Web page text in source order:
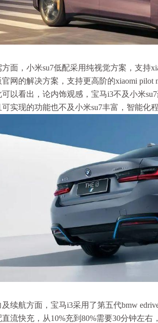
方面，小米su7低配采用纯视觉方案，支持
官网的解决方案，支持更高阶的xiaomi
可以看出，论内饰观感，宝马i3不及小米
可实现的功能也不及小米su7丰富，智能化
及续航方面，宝马i3采用了第五代bmw
直流快充，从10%充到80%需要30分钟左